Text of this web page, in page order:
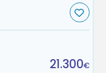
21.300€